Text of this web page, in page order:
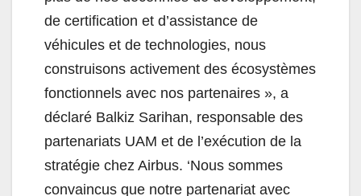
de certification et d’assistance de
véhicules et de technologies, nous
construisons activement des écosystèmes
fonctionnels avec nos partenaires », a
déclaré Balkiz Sarihan, responsable des
partenariats UAM et de l’exécution de la
stratégie chez Airbus. ‘Nous sommes
convaincus que notre partenariat avec